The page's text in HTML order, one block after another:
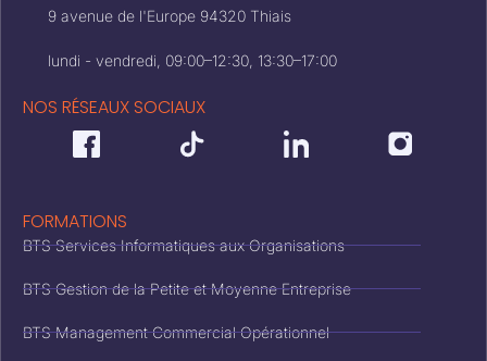
9 avenue de l'Europe 94320 Thiais
lundi - vendredi, 09:00–12:30, 13:30–17:00
NOS RÉSEAUX SOCIAUX
FORMATIONS
BTS Services Informatiques aux Organisations
BTS Gestion de la Petite et Moyenne Entreprise
BTS Management Commercial Opérationnel